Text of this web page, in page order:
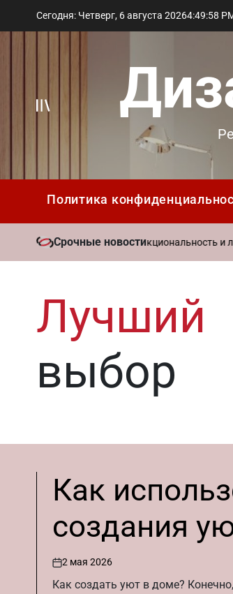
Сегодня: Четверг, 6 августа 20264:49:59
Вне
Политика
Срочные новости
в интерьере: функциональность и
Лучший
выбор
Как
создания
on
2 мая 2026
Как создать уют в доме?